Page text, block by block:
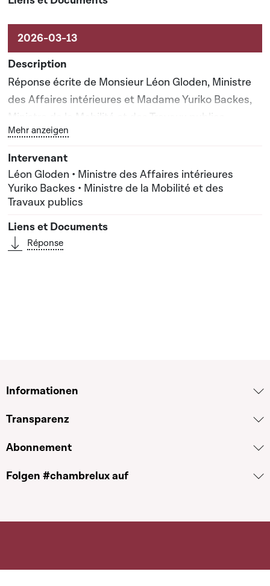
Réponse écrite de Monsieur Léon Gloden, Ministre
des Affaires intérieures et Madame Yuriko Backes,
Ministre de la Mobilité et des Travaux publics
Bouton graphique servant à afficher ou cacher tous
Mehr anzeigen
Léon Gloden • Ministre des Affaires intérieures
Yuriko Backes • Ministre de la Mobilité et des
Travaux publics
Réponse
Informationen
Transparenz
Abonnement
Folgen #chambrelux auf